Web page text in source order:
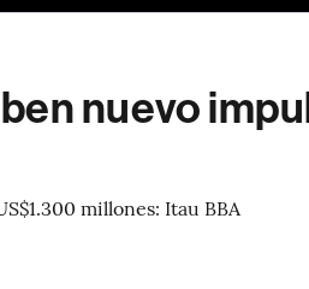
nuevo
millones: Itau BBA